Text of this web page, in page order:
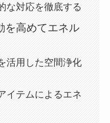
な対応を徹底する
を高めてエネル
活用した空間浄化
イテムによるエネ